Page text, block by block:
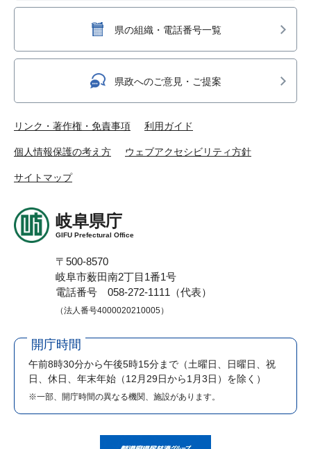
県の組織・電話番号一覧
県政へのご意見・ご提案
リンク・著作権・免責事項 利用ガイド
個人情報保護の考え方 ウェブアクセシビリティ方針
サイトマップ
岐阜県庁
GIFU Prefectural Office
〒500-8570
岐阜市薮田南2丁目1番1号
電話番号 058-272-1111（代表）
（法人番号4000020210005）
開庁時間
午前8時30分から午後5時15分まで （土曜日、日曜日、祝
日、休日、年末年始（12月29日から1月3日）を除く）
※一部、開庁時間の異なる機関、施設があります。